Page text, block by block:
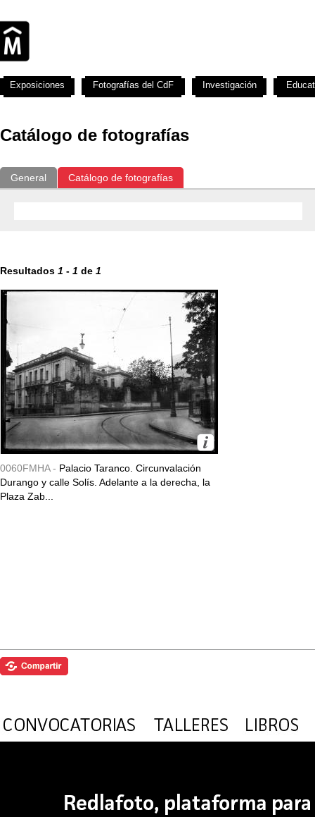
Catálogo de fotografías
General Catálogo de fotografías
Resultados 1 - 1 de 1
0060FMHA - Palacio Taranco. Circunvalación
Durango y calle Solís. Adelante a la derecha, la
Plaza Zab...
Exposiciones Fotografías del CdF Investigación